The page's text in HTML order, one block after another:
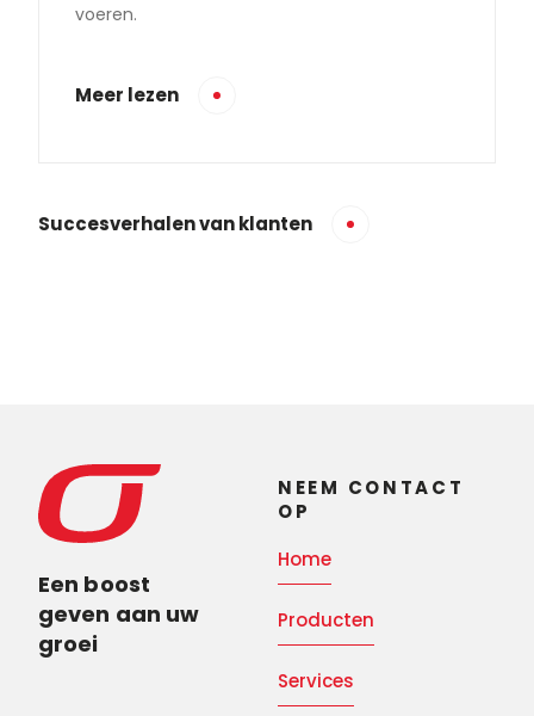
voeren.
Meer lezen
Succesverhalen van klanten
Een boost
geven aan uw
groei
NEEM CONTACT
OP
Home
Producten
Services